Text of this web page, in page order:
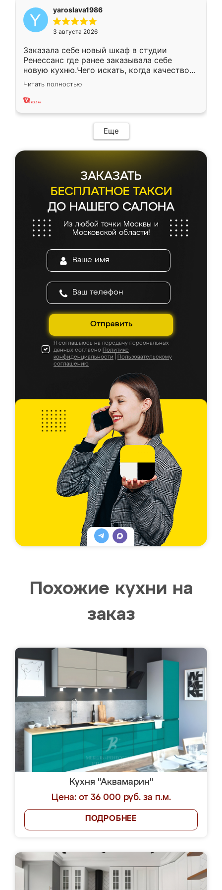
yaroslava1986
3 августа 2026
Заказала себе новый шкаф в студии
Ренессанс где ранее заказывала себе
новую кухню.Чего искать, когда качеством
вполне довольна. Служит кухня уже почти
два года, нареканий нет.
Читать полностью
Еще
ЗАКАЗАТЬ
БЕСПЛАТНОЕ ТАКСИ
ДО НАШЕГО САЛОНА
Из любой точки Москвы и
Московской области!
Отправить
Я соглашаюсь на передачу персональных
данных согласно Политике
конфиденциальности
Пользовательскому
соглашению
Похожие кухни на
заказ
Кухня "Аквамарин"
Цена: от 36 000 руб. за п.м.
ПОДРОБНЕЕ